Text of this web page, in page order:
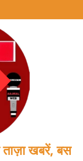
खबरें, बस